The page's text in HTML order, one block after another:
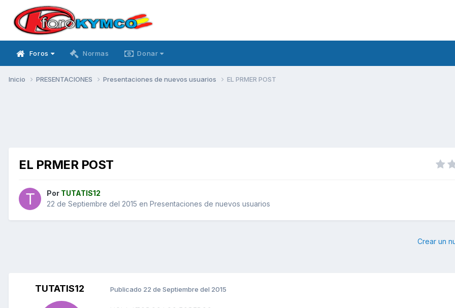
Foros Normas Donar
Inicio PRESENTACIONES Presentaciones de nuevos usuarios EL PRMER POST
EL PRMER POST
Por TUTATIS12
22 de Septiembre del 2015 en Presentaciones de nuevos usuarios
Crear un
TUTATIS12 Publicado 22 de Septiembre del 2015